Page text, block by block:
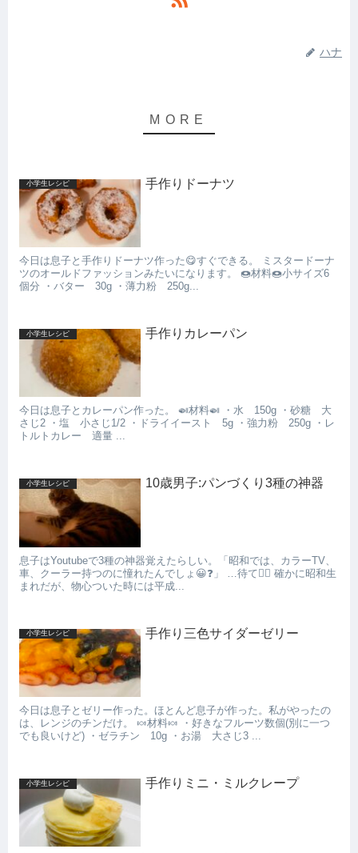
ハナ
小学生レシピ 手作りドーナツ
今日は息子と手作りドーナツ作った😋すぐできる。 ミスタードーナ
ツのオールドファッションみたいになります。 🍩材料🍩小サイズ6
個分 ・バター 30g ・薄力粉 250g...
小学生レシピ 手作りカレーパン
今日は息子とカレーパン作った。 🍛材料🍛 ・水 150g ・砂糖 大
さじ2 ・塩 小さじ1/2 ・ドライイースト 5g ・強力粉 250g ・レ
トルトカレー 適量 ...
小学生レシピ 10歳男子:パンづくり3種の神器
息子はYoutubeで3種の神器覚えたらしい。「昭和では、カラーTV、
車、クーラー持つのに憧れたんでしょ😀❓」 …待て✋🏻 確かに昭和生
まれだが、物心ついた時には平成...
小学生レシピ 手作り三色サイダーゼリー
今日は息子とゼリー作った。ほとんど息子が作った。私がやったの
は、レンジのチンだけ。 🍬材料🍬 ・好きなフルーツ数個(別に一つ
でも良いけど) ・ゼラチン 10g ・お湯 大さじ3 ...
小学生レシピ 手作りミニ・ミルクレープ